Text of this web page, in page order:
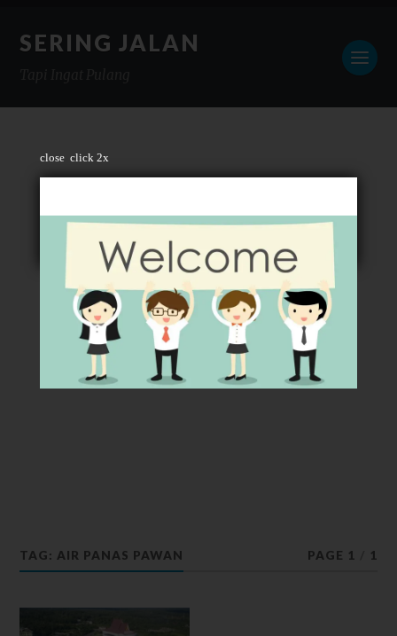
close click 2x
SERING JALAN
TAG: AIR PANAS PAWAN PAGE 1 1